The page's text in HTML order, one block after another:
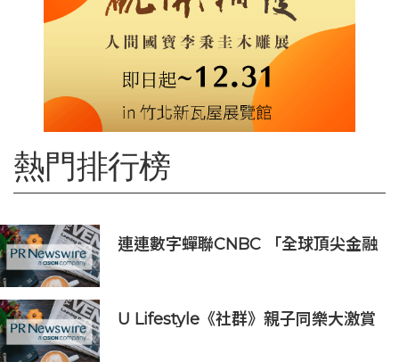
熱門排行榜
連連數字蟬聯CNBC 「全球頂尖金融
U Lifestyle《社群》親子同樂大激賞